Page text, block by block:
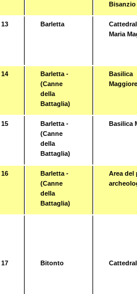
Bisanzio
13 Barletta
Maria
14
Barletta -
(Canne
della
Battaglia)
Basilica
Maggiore
15
Barletta -
(Canne
della
Battaglia)
Basilica
16
Barletta -
(Canne
della
Battaglia)
Area del
17 Bitonto